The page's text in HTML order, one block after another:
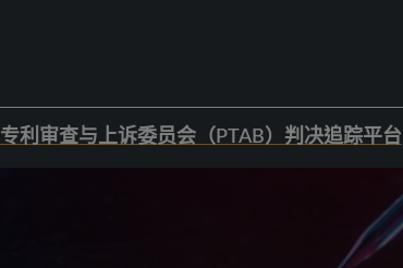
专利审查与上诉委员会（PTAB）判决追踪平台